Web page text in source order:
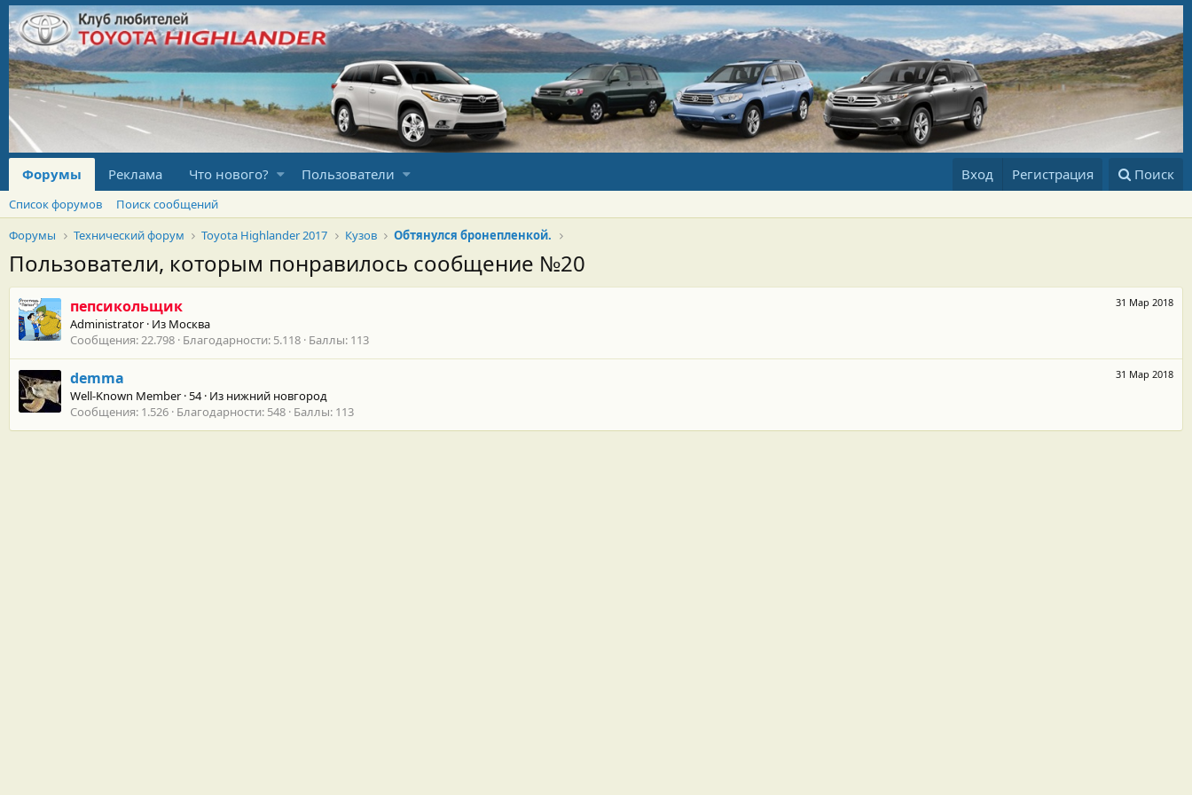
Форумы Реклама Что нового? Пользователи Вход Регистрация Поиск
Список форумов
Поиск сообщений
Форумы
Технический форум Toyota Highlander 2017 Кузов Обтянулся бронепленкой.
Пользователи, которым понравилось сообщение №20
31 Мар 2018
пепсикольщик
Administrator · Из Москва
Сообщения 22.798 Благодарности 5.118 Баллы 113
31 Мар 2018
demma
Well-Known Member ·54· Из нижний новгород
Сообщения 1.526 Благодарности 548 Баллы 113